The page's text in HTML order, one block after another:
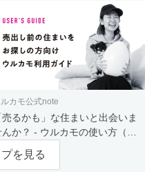
カモ公式note
売るかも」な住まいと出会いま
んか？ - ウルカモの使い方（買
さま向け）
を見る